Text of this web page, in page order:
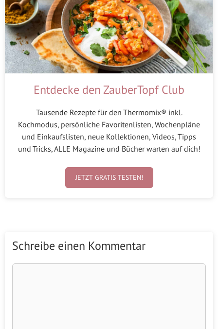
Entdecke den ZauberTopf Club
Tausende Rezepte für den Thermomix® inkl.
Kochmodus, persönliche Favoritenlisten, Wochenpläne
und Einkaufslisten, neue Kollektionen, Videos, Tipps
und Tricks, ALLE Magazine und Bücher warten auf dich!
JETZT GRATIS TESTEN!
Schreibe einen Kommentar
Kommentar